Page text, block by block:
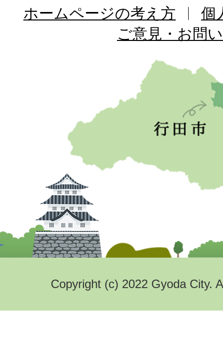
ホームページの考え方
個
ご意見・お問
Copyright (c) 2022 Gyoda City.